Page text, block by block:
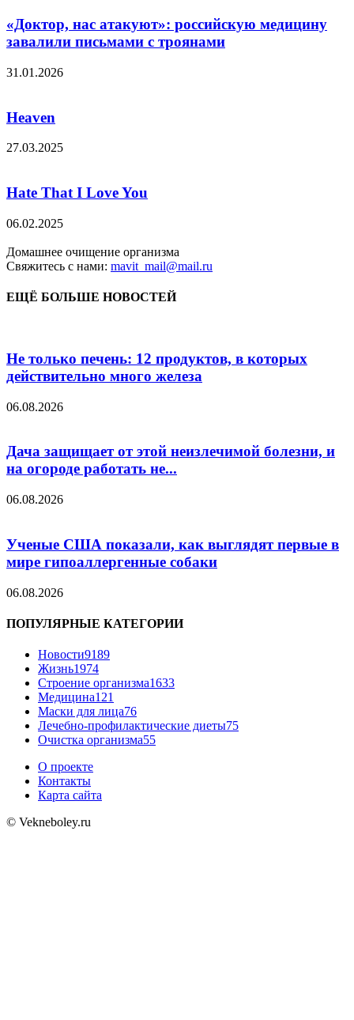
«Доктор, нас атакуют»: российскую медицину
завалили письмами с троянами
31.01.2026
Heaven
27.03.2025
Hate That I Love You
06.02.2025
Домашнее очищение организма
Свяжитесь с нами: mavit_mail@mail.ru
ЕЩЁ БОЛЬШЕ НОВОСТЕЙ
Не только печень: 12 продуктов, в которых
действительно много железа
06.08.2026
Дача защищает от этой неизлечимой болезни, и
на огороде работать не...
06.08.2026
Ученые США показали, как выглядят первые в
мире гипоаллергенные собаки
06.08.2026
ПОПУЛЯРНЫЕ КАТЕГОРИИ
Новости9189
Жизнь1974
Строение организма1633
Медицина121
Маски для лица76
Лечебно-профилактические диеты75
Очистка организма55
О проекте
Контакты
Карта сайта
© Vekneboley.ru